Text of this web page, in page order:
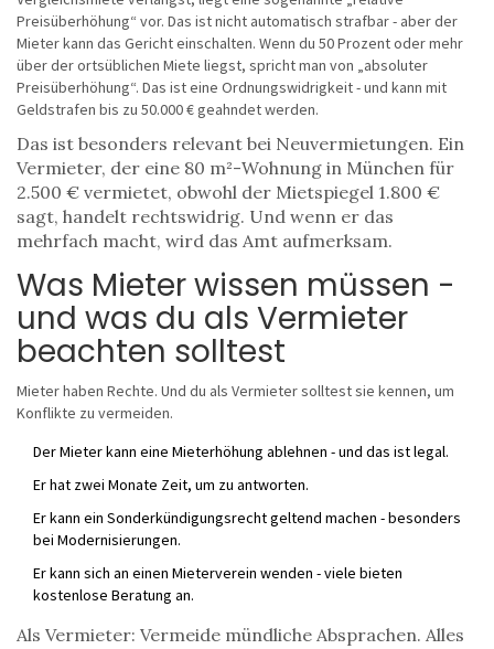
Preisüberhöhung“ vor. Das ist nicht automatisch strafbar - aber der
Mieter kann das Gericht einschalten. Wenn du 50 Prozent oder mehr
über der ortsüblichen Miete liegst, spricht man von „absoluter
Preisüberhöhung“. Das ist eine Ordnungswidrigkeit - und kann mit
Geldstrafen bis zu 50.000 € geahndet werden.
Das ist besonders relevant bei Neuvermietungen. Ein
Vermieter, der eine 80 m²-Wohnung in München für
2.500 € vermietet, obwohl der Mietspiegel 1.800 €
sagt, handelt rechtswidrig. Und wenn er das
mehrfach macht, wird das Amt aufmerksam.
Was Mieter wissen müssen -
und was du als Vermieter
beachten solltest
Mieter haben Rechte. Und du als Vermieter solltest sie kennen, um
Konflikte zu vermeiden.
Der Mieter kann eine Mieterhöhung ablehnen - und das ist legal.
Er hat zwei Monate Zeit, um zu antworten.
Er kann ein Sonderkündigungsrecht geltend machen - besonders
bei Modernisierungen.
Er kann sich an einen Mieterverein wenden - viele bieten
kostenlose Beratung an.
Als Vermieter: Vermeide mündliche Absprachen. Alles